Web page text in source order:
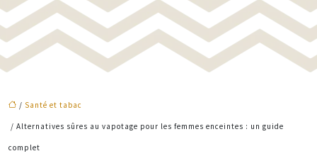
/ Santé et tabac
/ Alternatives sûres au vapotage pour les femmes enceintes : un guide
complet